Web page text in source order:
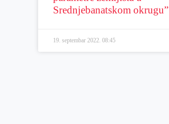
Srednjebanatskom okrugu”
19. septembar 2022.08:45